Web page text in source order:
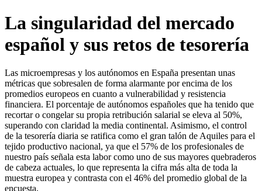
La singularidad del mercado
español y sus retos de tesorería
Las microempresas y los autónomos en España presentan unas
métricas que sobresalen de forma alarmante por encima de los
promedios europeos en cuanto a vulnerabilidad y resistencia
financiera. El porcentaje de autónomos españoles que ha tenido que
recortar o congelar su propia retribución salarial se eleva al 50%,
superando con claridad la media continental. Asimismo, el control
de la tesorería diaria se ratifica como el gran talón de Aquiles para el
tejido productivo nacional, ya que el 57% de los profesionales de
nuestro país señala esta labor como uno de sus mayores quebraderos
de cabeza actuales, lo que representa la cifra más alta de toda la
muestra europea y contrasta con el 46% del promedio global de la
encuesta.